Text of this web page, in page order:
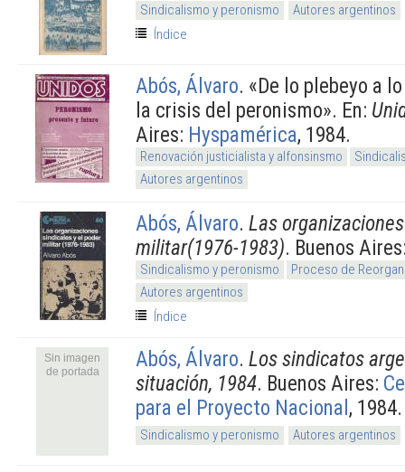
Sindicalismo y peronismo
Autores argentinos
Índice
Abós, Álvaro. «De lo plebeyo a
la crisis del peronismo». En:
Aires: Hyspamérica, 1984.
Renovación justicialista y alfonsinsmo
Autores argentinos
Abós, Álvaro. Las
militar(1976-1983). Buenos
Sindicalismo y peronismo
Proceso de
Autores argentinos
Índice
Sin imagen
de portada
Abós, Álvaro. Los sindicatos
situación, 1984. Buenos Aires:
para el Proyecto Nacional, 1984.
Sindicalismo y peronismo Autores argentinos